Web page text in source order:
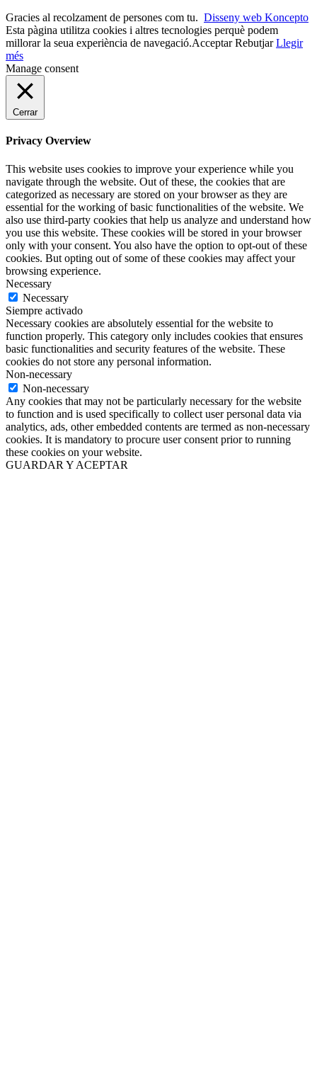
Gracies al recolzament de persones com tu. Disseny web Koncepto
Esta pàgina utilitza cookies i altres tecnologies perquè podem
millorar la seua experiència de navegació.Acceptar Rebutjar Llegir
més
Manage consent
Cerrar
Privacy Overview
This website uses cookies to improve your experience while you
navigate through the website. Out of these, the cookies that are
categorized as necessary are stored on your browser as they are
essential for the working of basic functionalities of the website. We
also use third-party cookies that help us analyze and understand how
you use this website. These cookies will be stored in your browser
only with your consent. You also have the option to opt-out of these
cookies. But opting out of some of these cookies may affect your
browsing experience.
Necessary
Necessary
Siempre activado
Necessary cookies are absolutely essential for the website to
function properly. This category only includes cookies that ensures
basic functionalities and security features of the website. These
cookies do not store any personal information.
Non-necessary
Non-necessary
Any cookies that may not be particularly necessary for the website
to function and is used specifically to collect user personal data via
analytics, ads, other embedded contents are termed as non-necessary
cookies. It is mandatory to procure user consent prior to running
these cookies on your website.
GUARDAR Y ACEPTAR